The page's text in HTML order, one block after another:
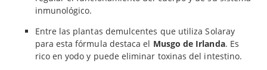
inmunológico.
Entre las plantas demulcentes que utiliza Solaray
para esta fórmula destaca el Musgo de Irlanda. Es
rico en yodo y puede eliminar toxinas del intestino.